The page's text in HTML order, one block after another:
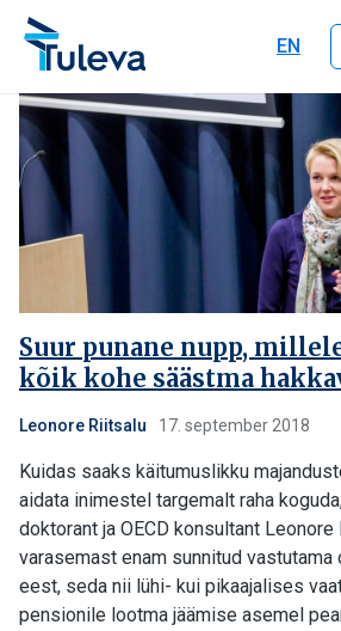
Liigu edasi sisu juurde
EN
Suur punane nupp,
kõik kohe säästma
Leonore Riitsalu 17. september 2018
Kuidas saaks käitumuslikku
aidata inimestel targemalt raha
doktorant ja OECD konsultant Leonore
varasemast enam sunnitud vastutama
eest, seda nii lühi- kui pikaajalises
pensionile lootma jäämise asemel